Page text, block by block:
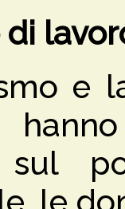
di
e
sul